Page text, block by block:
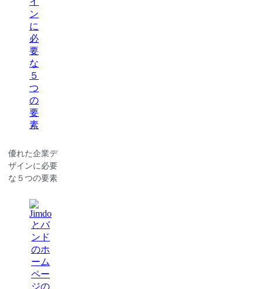
優れた企業デ
ザインに必要
な５つの要素